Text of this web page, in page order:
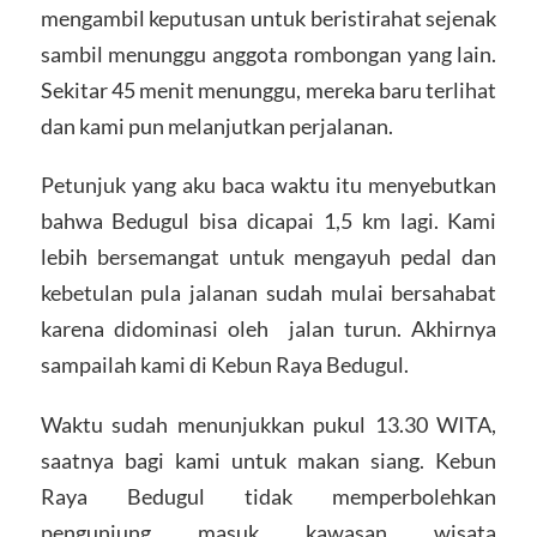
mengambil keputusan untuk beristirahat sejenak
sambil menunggu anggota rombongan yang lain.
Sekitar 45 menit menunggu, mereka baru terlihat
dan kami pun melanjutkan perjalanan.
Petunjuk yang aku baca waktu itu menyebutkan
bahwa Bedugul bisa dicapai 1,5 km lagi. Kami
lebih bersemangat untuk mengayuh pedal dan
kebetulan pula jalanan sudah mulai bersahabat
karena didominasi oleh jalan turun. Akhirnya
sampailah kami di Kebun Raya Bedugul.
Waktu sudah menunjukkan pukul 13.30 WITA,
saatnya bagi kami untuk makan siang. Kebun
Raya Bedugul tidak memperbolehkan